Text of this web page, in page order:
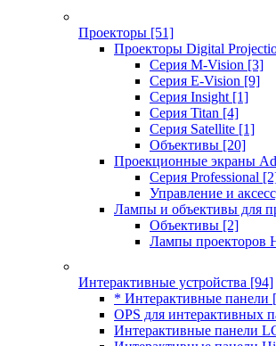
Проекторы [51]
Проекторы Digital
Серия M-Vision [3]
Серия E-Vision [9]
Серия Insight [1]
Серия Titan [4]
Серия Satellite [1]
Объективы [20]
Проекционные экраны
Серия Professional
Управление и
Лампы и объективы для
Объективы [2]
Лампы проекторов
Интерактивные устройства [94]
* Интерактивные панели
OPS для интерактивных
Интерактивные панели